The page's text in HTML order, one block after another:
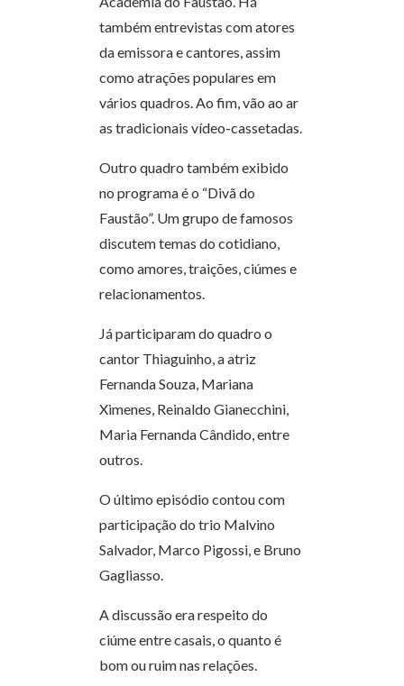
também entrevistas com atores
da emissora e cantores, assim
como atrações populares em
vários quadros. Ao fim, vão ao ar
as tradicionais vídeo-cassetadas.
Outro quadro também exibido
no programa é o “Divã do
Faustão”. Um grupo de famosos
discutem temas do cotidiano,
como amores, traições, ciúmes e
relacionamentos.
Já participaram do quadro o
cantor Thiaguinho, a atriz
Fernanda Souza, Mariana
Ximenes, Reinaldo Gianecchini,
Maria Fernanda Cândido, entre
outros.
O último episódio contou com
participação do trio Malvino
Salvador, Marco Pigossi, e Bruno
Gagliasso.
A discussão era respeito do
ciúme entre casais, o quanto é
bom ou ruim nas relações.